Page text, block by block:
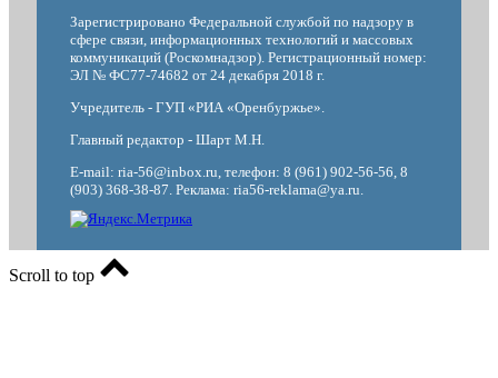
Зарегистрировано Федеральной службой по надзору в
сфере связи, информационных технологий и массовых
коммуникаций (Роскомнадзор). Регистрационный номер:
ЭЛ № ФС77-74682 от 24 декабря 2018 г.
Учредитель - ГУП «РИА «Оренбуржье».
Главный редактор - Шарт М.Н.
E-mail: ria-56@inbox.ru, телефон: 8 (961) 902-56-56, 8
(903) 368-38-87. Реклама: ria56-reklama@ya.ru.
Scroll to top